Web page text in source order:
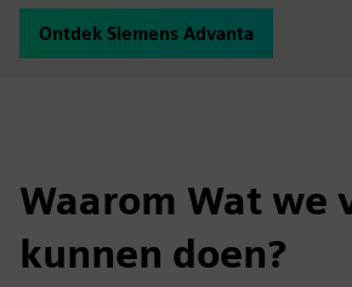
Ontdek Siemens Advanta
Waarom Wat we
kunnen doen?